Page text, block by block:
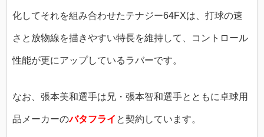
化してそれを組み合わせたテナジー64FXは、打球の速
さと放物線を描きやすい特長を維持して、コントロール
性能が更にアップしているラバーです。
なお、張本美和選手は兄・張本智和選手とともに卓球用
品メーカーのバタフライ と契約しています。